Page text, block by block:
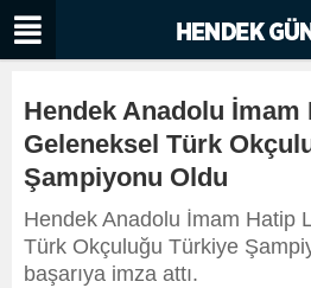
Hendek Anadolu İmam
Geleneksel Türk
Şampiyonu Oldu
Hendek Anadolu İmam Hatip
Türk Okçuluğu Türkiye
başarıya imza attı.